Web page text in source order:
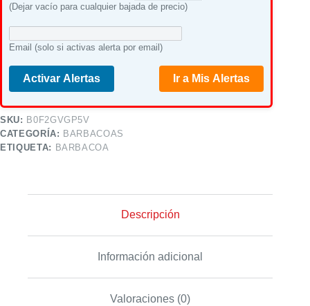
(Dejar vacío para cualquier bajada de precio)
Email (solo si activas alerta por email)
Activar Alertas Ir a Mis Alertas
SKU: B0F2GVGP5V
CATEGORÍA: BARBACOAS
ETIQUETA: BARBACOA
Descripción
Información adicional
Valoraciones (0)